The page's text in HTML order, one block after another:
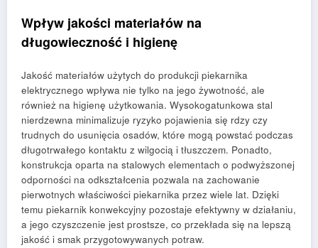
Wpływ jakości materiałów na
długowieczność i higienę
Jakość materiałów użytych do produkcji piekarnika
elektrycznego wpływa nie tylko na jego żywotność, ale
również na higienę użytkowania. Wysokogatunkowa stal
nierdzewna minimalizuje ryzyko pojawienia się rdzy czy
trudnych do usunięcia osadów, które mogą powstać podczas
długotrwałego kontaktu z wilgocią i tłuszczem. Ponadto,
konstrukcja oparta na stalowych elementach o podwyższonej
odporności na odkształcenia pozwala na zachowanie
pierwotnych właściwości piekarnika przez wiele lat. Dzięki
temu piekarnik konwekcyjny pozostaje efektywny w działaniu,
a jego czyszczenie jest prostsze, co przekłada się na lepszą
jakość i smak przygotowywanych potraw.